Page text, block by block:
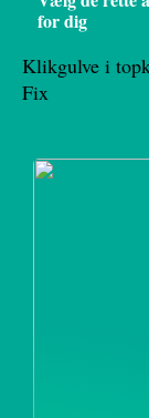
for dig
Klikgulve i
Fix